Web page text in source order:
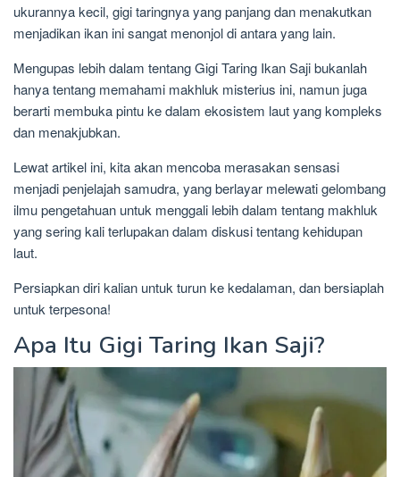
ukurannya kecil, gigi taringnya yang panjang dan menakutkan
menjadikan ikan ini sangat menonjol di antara yang lain.
Mengupas lebih dalam tentang Gigi Taring Ikan Saji bukanlah
hanya tentang memahami makhluk misterius ini, namun juga
berarti membuka pintu ke dalam ekosistem laut yang kompleks
dan menakjubkan.
Lewat artikel ini, kita akan mencoba merasakan sensasi
menjadi penjelajah samudra, yang berlayar melewati gelombang
ilmu pengetahuan untuk menggali lebih dalam tentang makhluk
yang sering kali terlupakan dalam diskusi tentang kehidupan
laut.
Persiapkan diri kalian untuk turun ke kedalaman, dan bersiaplah
untuk terpesona!
Apa Itu Gigi Taring Ikan Saji?